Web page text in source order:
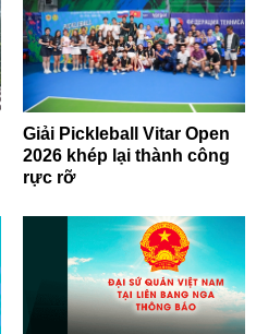
Giải Pickleball Vitar Open
2026 khép lại thành công
rực rỡ